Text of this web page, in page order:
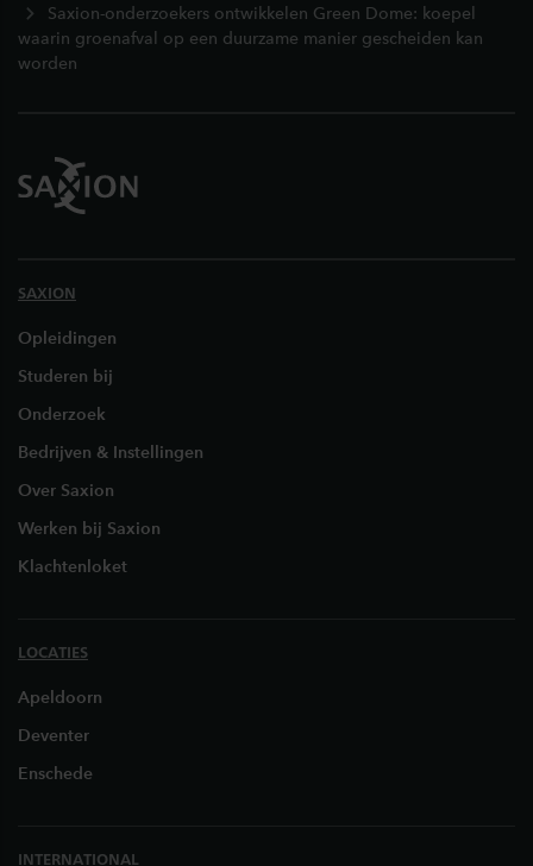
Saxion-onderzoekers ontwikkelen Green Dome: koepel
waarin groenafval op een duurzame manier gescheiden kan
worden
SAXION
Opleidingen
Studeren bij
Onderzoek
Bedrijven & Instellingen
Over Saxion
Werken bij Saxion
Klachtenloket
LOCATIES
Apeldoorn
Deventer
Enschede
INTERNATIONAL